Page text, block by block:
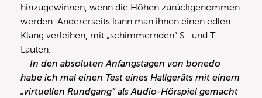
hinzugewinnen, wenn die Höhen zurückgenommen
werden. Andererseits kann man ihnen einen edlen
Klang verleihen, mit „schimmernden” S- und T-
Lauten.
In den absoluten Anfangstagen von bonedo
habe ich mal einen Test eines Hallgeräts mit einem
„virtuellen Rundgang“ als Audio-Hörspiel gemacht